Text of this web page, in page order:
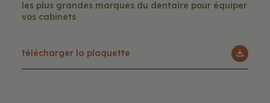
vos cabinets
Télécharger la plaquette